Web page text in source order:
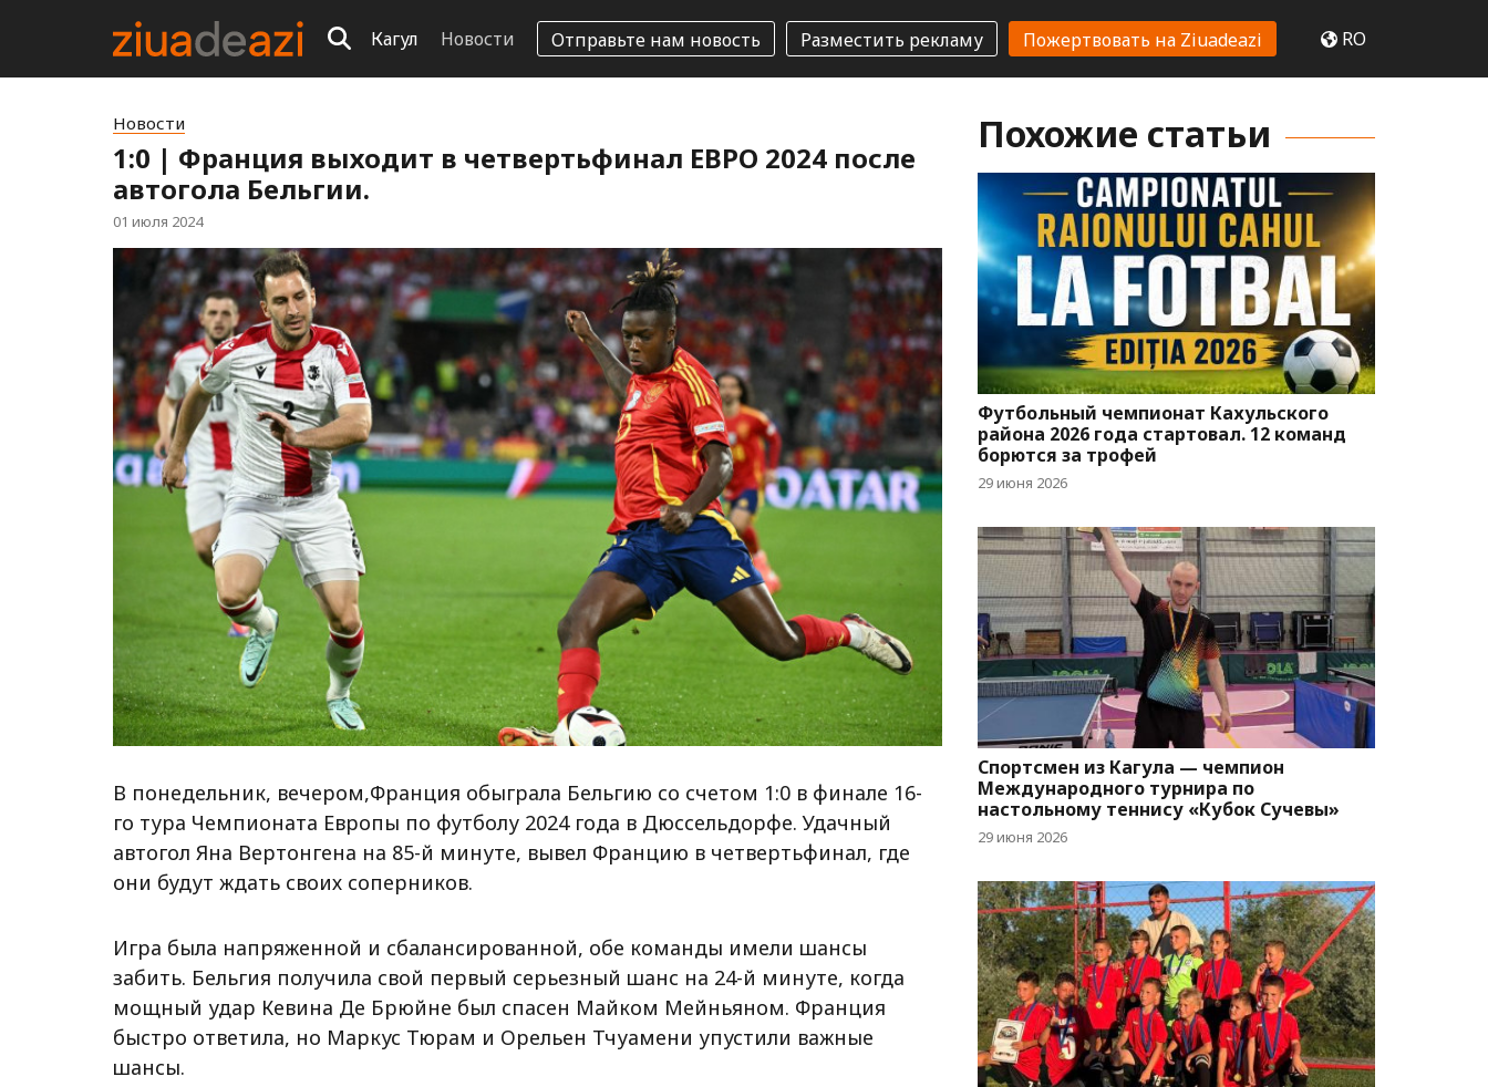
Кагул Новости Отправьте нам новость Разместить рекламу Пожертвовать на Ziuadeazi RO
Новости
1:0 | Франция выходит в четвертьфинал ЕВРО 2024 после
автогола Бельгии.
01 июля 2024
В понедельник, вечером,Франция обыграла Бельгию со счетом 1:0 в финале 16-
го тура Чемпионата Европы по футболу 2024 года в Дюссельдорфе. Удачный
автогол Яна Вертонгена на 85-й минуте, вывел Францию в четвертьфинал, где
они будут ждать своих соперников.
Игра была напряженной и сбалансированной, обе команды имели шансы
забить. Бельгия получила свой первый серьезный шанс на 24-й минуте, когда
мощный удар Кевина Де Брюйне был спасен Майком Мейньяном. Франция
быстро ответила, но Маркус Тюрам и Орельен Тчуамени упустили важные
шансы.
Похожие статьи
Футбольный чемпионат Кахульского
района 2026 года стартовал. 12 команд
борются за трофей
29 июня 2026
Спортсмен из Кагула — чемпион
Международного турнира по
настольному теннису «Кубок Сучевы»
29 июня 2026